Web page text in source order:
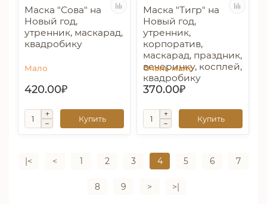
Маска "Сова" на
Новый год,
утренник, маскарад,
квадробику
Мало
420.00₽
Купить
Маска "Тигр" на
Новый год,
утренник,
корпоратив,
маскарад, праздник,
вечеринку, косплей,
квадробику
Очень мало
370.00₽
Купить
|< < 1 2 3 4 5 6 7
8 9 > >|